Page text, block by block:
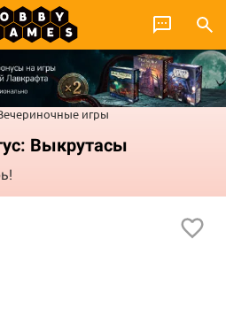
игры
Выкрутасы